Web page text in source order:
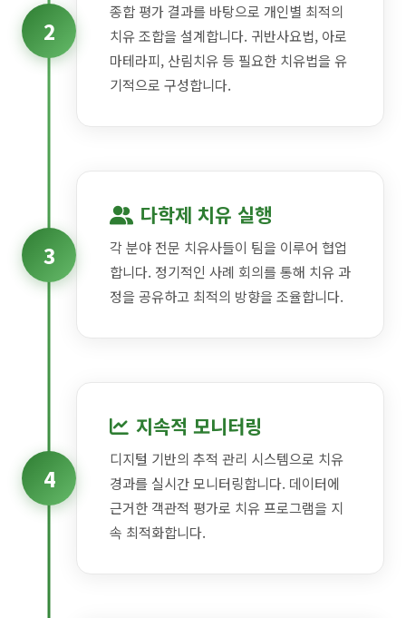
2
종합 평가 결과를 바탕으로 개인별 최적의
치유 조합을 설계합니다. 귀반사요법, 아로
마테라피, 산림치유 등 필요한 치유법을 유
기적으로 구성합니다.
다학제 치유 실행
각 분야 전문 치유사들이 팀을 이루어 협업
합니다. 정기적인 사례 회의를 통해 치유 과
정을 공유하고 최적의 방향을 조율합니다.
3
4
지속적 모니터링
디지털 기반의 추적 관리 시스템으로 치유
경과를 실시간 모니터링합니다. 데이터에
근거한 객관적 평가로 치유 프로그램을 지
속 최적화합니다.